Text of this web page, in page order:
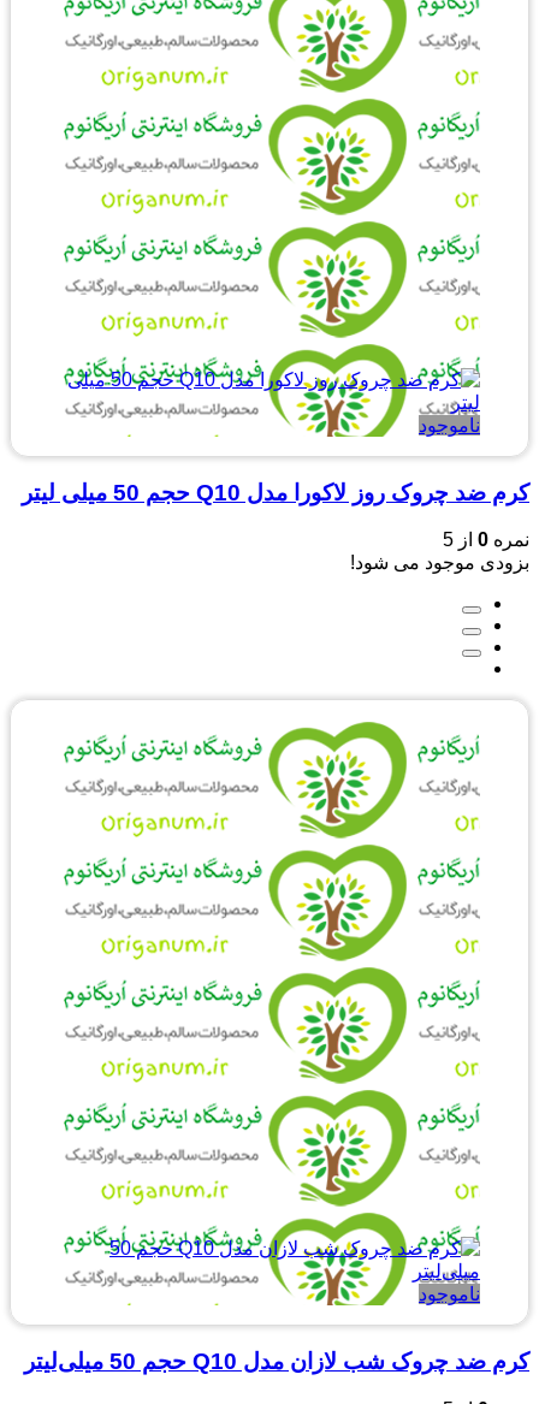
ناموجود
کرم ضد چروک روز لاکورا مدل Q10 حجم 50 میلی لیتر
نمره 0 از 5
بزودی موجود می شود!
ناموجود
کرم ضد چروک شب لازان مدل Q10 حجم 50 میلی‌لیتر